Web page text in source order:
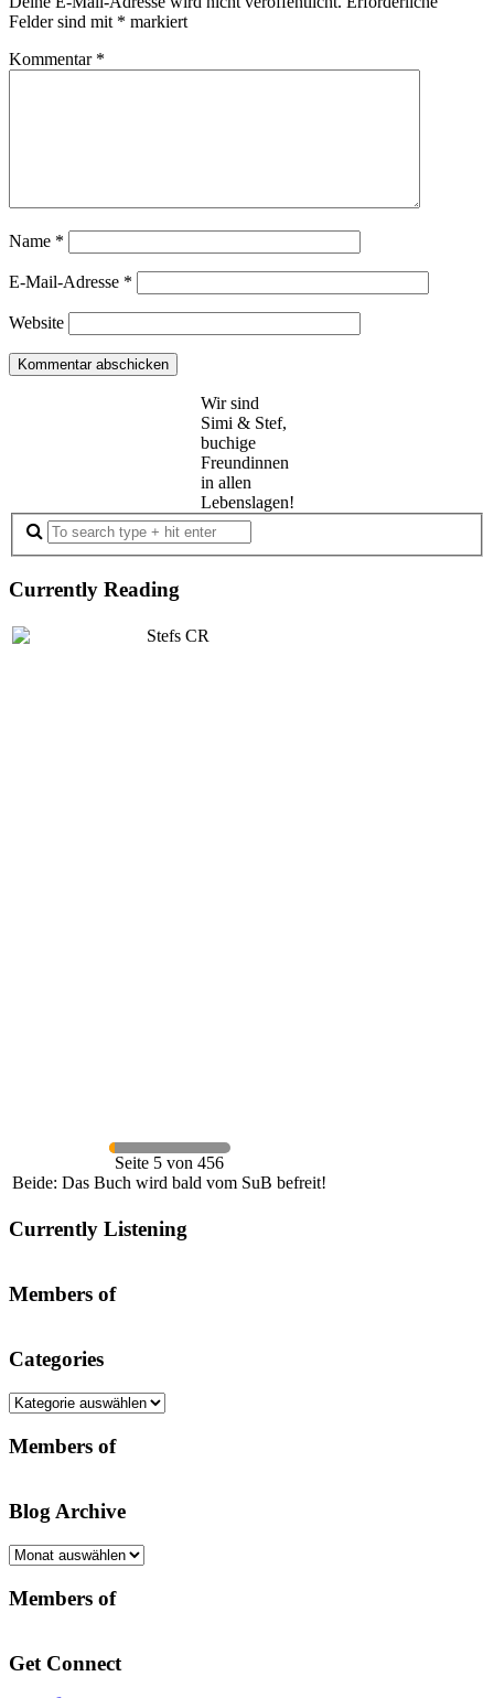
Felder sind mit * markiert
Kommentar *
Name *
E-Mail-Adresse *
Website
Wir sind
Simi & Stef,
buchige
Freundinnen
in allen
Lebenslagen!
Currently Reading
Seite 5 von 456
Beide: Das Buch wird bald vom SuB befreit!
Currently Listening
Members of
Categories
Categories
Members of
Blog Archive
Blog
Members of
Get Connect